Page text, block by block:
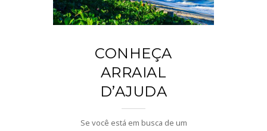
CONHEÇA
ARRAIAL
D’AJUDA
Se você está em busca de um